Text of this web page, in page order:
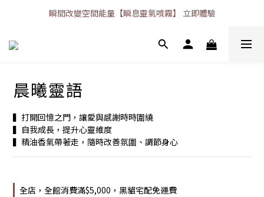
瞬間改變空間能量【瞬息靈氣噴霧】 立即體驗
晨曦靈語
▍打開回憶之門，讓愛與感謝時時圍繞
▍自我成長，提升心靈維度
▍精油香氣帶著走，隨時改善氛圍、調節身心
全店，全館消費滿$5,000，黑貓宅配免運費